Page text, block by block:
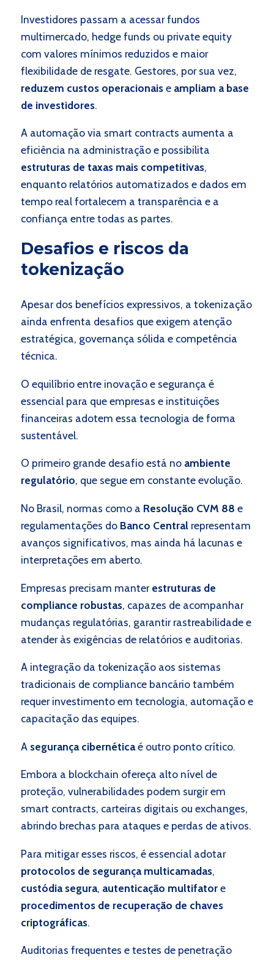
Investidores passam a acessar fundos
multimercado, hedge funds ou private equity
com valores mínimos reduzidos e maior
flexibilidade de resgate. Gestores, por sua vez,
reduzem custos operacionaise ampliam a base
de investidores.
A automação via smart contracts aumenta a
eficiência na administração e possibilita
estruturas de taxas mais competitivas,
enquanto relatórios automatizados e dados em
tempo real fortalecem a transparência e a
confiança entre todas as partes.
Desafios e riscos da
tokenização
Apesar dos benefícios expressivos, a tokenização
ainda enfrenta desafios que exigem atenção
estratégica, governança sólida e competência
técnica.
O equilíbrio entre inovação e segurança é
essencial para que empresas e instituições
financeiras adotem essa tecnologia de forma
sustentável.
O primeiro grande desafio está no ambiente
regulatório, que segue em constante evolução.
No Brasil, normas como a Resolução CVM 88 e
regulamentações do Banco Centralrepresentam
avanços significativos, mas ainda há lacunas e
interpretações em aberto.
Empresas precisam manterestruturas de
compliance robustas, capazes de acompanhar
mudanças regulatórias, garantir rastreabilidade e
atender às exigências de relatórios e auditorias.
A integração da tokenização aos sistemas
tradicionais de compliance bancário também
requer investimento em tecnologia, automação e
capacitação das equipes.
A segurança cibernéticaé outro ponto crítico.
Embora a blockchain ofereça alto nível de
proteção, vulnerabilidades podem surgir em
smart contracts, carteiras digitais ou exchanges,
abrindo brechas para ataques e perdas de ativos.
Para mitigar esses riscos, é essencial adotar
protocolos de segurança multicamadas,
custódia segura, autenticação multifatore
procedimentos de recuperação de chaves
criptográficas.
Auditorias frequentes e testes de penetração